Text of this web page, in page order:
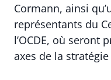
Cormann, ainsi
représentants du
l’OCDE, où seront
axes de la